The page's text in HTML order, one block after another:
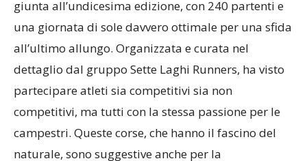
dei Due Pini presso Cardana di Besozzo. La gara è
giunta all’undicesima edizione, con 240 partenti e
una giornata di sole davvero ottimale per una sfida
all’ultimo allungo. Organizzata e curata nel
dettaglio dal gruppo Sette Laghi Runners, ha visto
partecipare atleti sia competitivi sia non
competitivi, ma tutti con la stessa passione per le
campestri. Queste corse, che hanno il fascino del